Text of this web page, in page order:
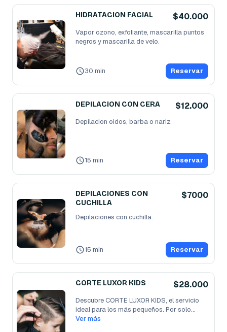
HIDRATACION FACIAL $40.000
Vapor ozono, exfoliante, mascarilla puntos
negros y mascarilla de velo.
30 min Reservar
DEPILACION CON CERA $12.000
Depilacion oidos, barba o nariz.
15 min Reservar
DEPILACIONES CON
CUCHILLA
$7000
Depilaciones con cuchilla.
15 min Reservar
CORTE LUXOR KIDS $28.000
Descubre CORTE LUXOR KIDS, el servicio
ideal para los más pequeños. Por solo...
Ver más